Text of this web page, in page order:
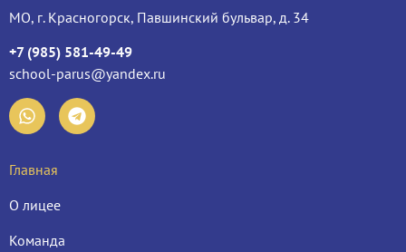
МО, г. Красногорск, Павшинский бульвар, д. 34
+7 (985) 581-49-49
school-parus@yandex.ru
Главная
О лицее
Команда